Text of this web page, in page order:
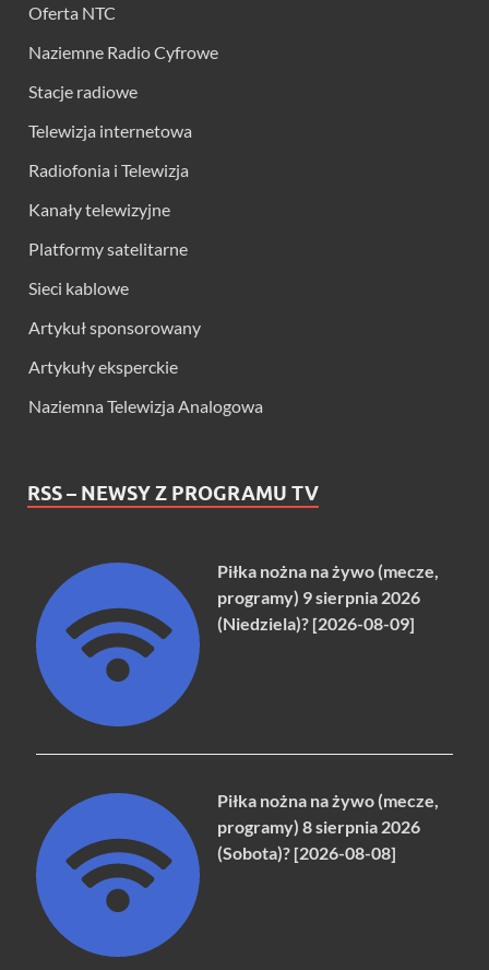
Oferta NTC
Naziemne Radio Cyfrowe
Stacje radiowe
Telewizja internetowa
Radiofonia i Telewizja
Kanały telewizyjne
Platformy satelitarne
Sieci kablowe
Artykuł sponsorowany
Artykuły eksperckie
Naziemna Telewizja Analogowa
RSS – NEWSY Z PROGRAMU TV
Piłka nożna na żywo (mecze,
programy) 9 sierpnia 2026
(Niedziela)? [2026-08-09]
Piłka nożna na żywo (mecze,
programy) 8 sierpnia 2026
(Sobota)? [2026-08-08]